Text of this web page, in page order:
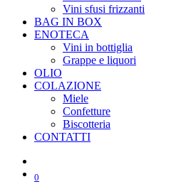
Vini sfusi frizzanti
BAG IN BOX
ENOTECA
Vini in bottiglia
Grappe e liquori
OLIO
COLAZIONE
Miele
Confetture
Biscotteria
CONTATTI
0